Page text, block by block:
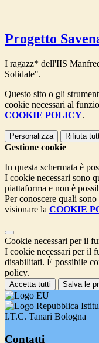
Progetto
I ragazz* dell'IIS
Solidale".
Questo sito o gli
cookie necessari al
COOKIE POLICY.
Personalizza Rifiuta
Gestione cookie
In questa schermata è
I cookie necessari sono
piattaforma e non è
Per conoscere quali
visionare la COOKIE
Cookie necessari per il
I cookie necessari per il
disabilitati. È possibile
policy.
Accetta tutti Salva le
I.T.C. Tanari Bologna
Contatti